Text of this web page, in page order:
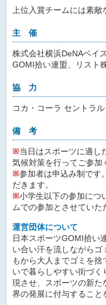
上位入賞チームには素
主 催
株式会社横浜DeNAベイ
GOMI拾い連盟、リスト
協 力
コカ・コーラ セントラ
備 考
※当日はスポーツに適し
気候対策を行ってご参加
※参加者は申込み制です
だきます。
※小学生以下の参加につ
ムでの参加とさせていた
運営団体について
日本スポーツGOMI拾い
い合い汗を流しながら
もから大人までゴミを
いで暮らしやすい街づ
現させ、スポーツの新た
界の発展に付与すること